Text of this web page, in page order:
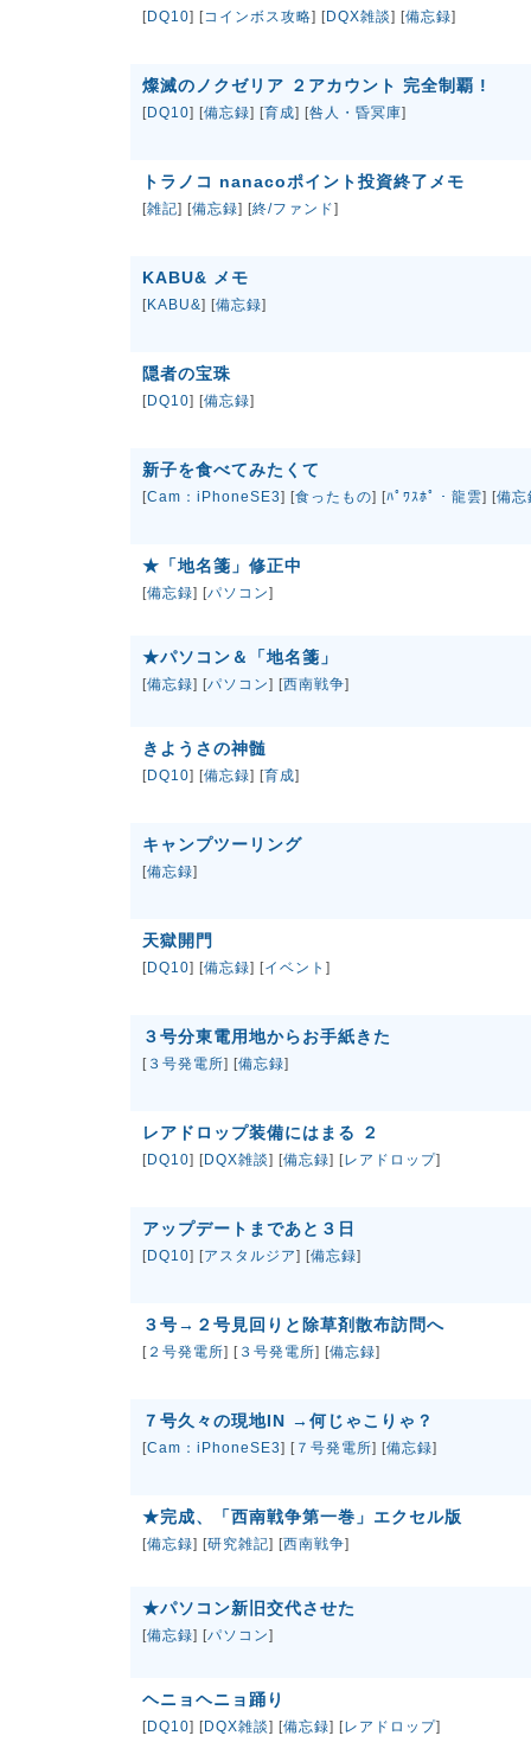
[DQ10] [コインボス攻略] [DQX雑談] [備忘録]
燦滅のノクゼリア ２アカウント 完全制覇 !
[DQ10] [備忘録] [育成] [咎人・昏冥庫]
トラノコ nanacoポイント投資終了メモ
[雑記] [備忘録] [終/ファンド]
KABU& メモ
[KABU&] [備忘録]
隠者の宝珠
[DQ10] [備忘録]
新子を食べてみたくて
[Cam：iPhoneSE3] [食ったもの] [ﾊﾟﾜｽﾎﾟ・龍雲] [備忘
★「地名箋」修正中
[備忘録] [パソコン]
★パソコン＆「地名箋」
[備忘録] [パソコン] [西南戦争]
きようさの神髄
[DQ10] [備忘録] [育成]
キャンプツーリング
[備忘録]
天獄開門
[DQ10] [備忘録] [イベント ]
３号分東電用地からお手紙きた
[ ３号発電所] [備忘録]
レアドロップ装備にはまる ２
[DQ10] [DQX雑談] [備忘録] [レアドロップ]
アップデートまであと３日
[DQ10] [アスタルジア] [備忘録]
３号→２号見回りと除草剤散布訪問へ
[ ２号発電所] [ ３号発電所] [備忘録]
７号久々の現地IN →何じゃこりゃ？
[Cam：iPhoneSE3] [ ７号発電所] [備忘録]
★完成、「西南戦争第一巻」エクセル版
[備忘録] [研究雑記] [西南戦争]
★パソコン新旧交代させた
[備忘録] [パソコン]
ヘニョヘニョ踊り
[DQ10] [DQX雑談] [備忘録] [レアドロップ]